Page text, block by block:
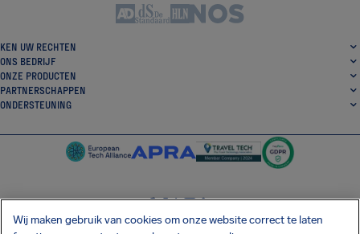
KEN UW RECHTEN
ONS BEDRIJF
ONZE PRODUCTEN
PARTNERSCHAPPEN
ONDERSTEUNING
SocialFacebook
SocialTwitter
SocialInstagram
SocialLinkedin
Wij maken gebruik van cookies om onze website correct te laten